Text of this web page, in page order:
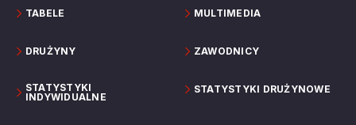
TABELE MULTIMEDIA
DRUŻYNY ZAWODNICY
STATYSTYKI
INDYWIDUALNE
STATYSTYKI DRUŻYNOWE